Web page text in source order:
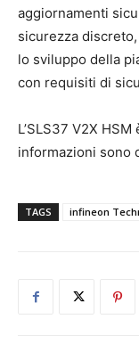
aggiornamenti
sicurezza
lo sviluppo della
con requisiti di
L’SLS37 V2X
informazioni sono
TAGS infineon